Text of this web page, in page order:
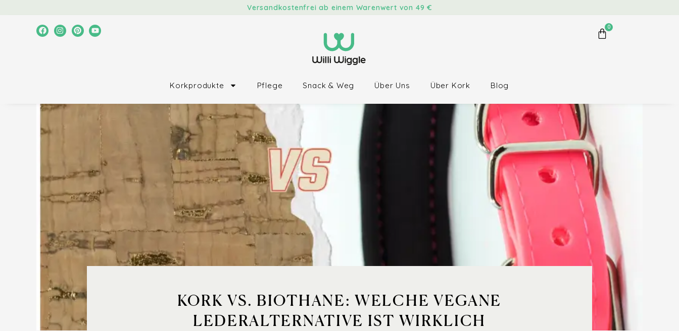
Versandkostenfrei ab einem Warenwert von 49 €
0
Korkprodukte Pflege Snack & Weg Über Uns Über Kork Blog
KORK VS. BIOTHANE: WELCHE VEGANE
LEDERALTERNATIVE IST WIRKLICH